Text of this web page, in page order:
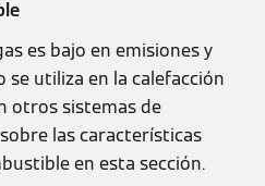
es bajo en emisiones y
se utiliza en la calefacción
otros sistemas de
las características
en esta sección.